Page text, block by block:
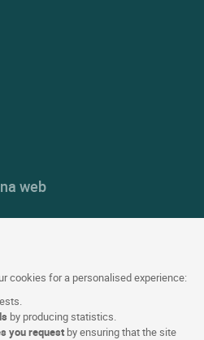
cookies for a personalised experience:
by producing statistics.
you request by ensuring that the site
web